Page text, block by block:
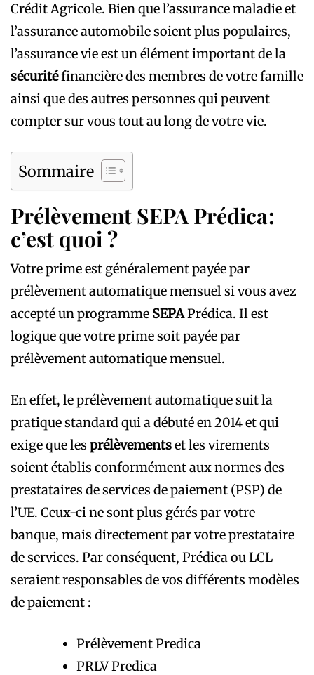
Crédit Agricole. Bien que l’assurance maladie et
l’assurance automobile soient plus populaires,
l’assurance vie est un élément important de la
sécuritéfinancière des membres de votre famille
ainsi que des autres personnes qui peuvent
compter sur vous tout au long de votre vie.
Sommaire
Prélèvement SEPA Prédica :
c’est quoi ?
Votre prime est généralement payée par
prélèvement automatique mensuel si vous avez
accepté un programme SEPAPrédica. Il est
logique que votre prime soit payée par
prélèvement automatique mensuel.
En effet, le prélèvement automatique suit la
pratique standard qui a débuté en 2014 et qui
exige que les prélèvementset les virements
soient établis conformément aux normes des
prestataires de services de paiement (PSP) de
l’UE. Ceux-ci ne sont plus gérés par votre
banque, mais directement par votre prestataire
de services. Par conséquent, Prédica ou LCL
seraient responsables de vos différents modèles
de paiement :
Prélèvement Predica
PRLV Predica